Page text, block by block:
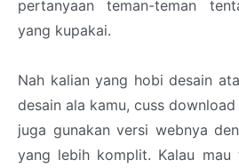
pertanyaan teman-teman
yang kupakai.
Nah kalian yang hobi desain
desain ala kamu, cuss
juga gunakan versi webnya
yang lebih komplit. Kalau mau